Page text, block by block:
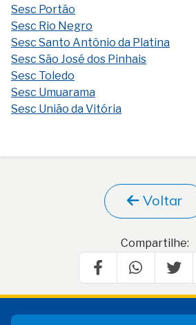
Sesc Portão
Sesc Rio Negro
Sesc Santo Antônio da Platina
Sesc São José dos Pinhais
Sesc Toledo
Sesc Umuarama
Sesc União da Vitória
Voltar
Compartilhe: